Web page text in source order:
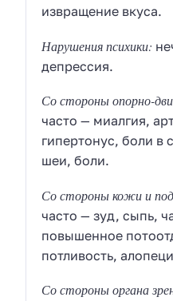
извращение вкуса.
Нарушения психики:
депрессия.
Со стороны опорно-
часто — миалгия,
гипертонус, боли в
шеи, боли.
Со стороны кожи и
часто — зуд, сыпь,
повышенное
потливость,
Со стороны органа